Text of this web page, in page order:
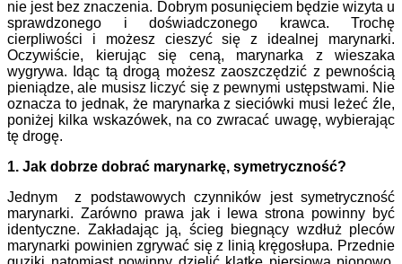
nie jest bez znaczenia. Dobrym posunięciem będzie wizyta u
sprawdzonego i doświadczonego krawca. Trochę
cierpliwości i możesz cieszyć się z idealnej marynarki.
Oczywiście, kierując się ceną, marynarka z wieszaka
wygrywa. Idąc tą drogą możesz zaoszczędzić z pewnością
pieniądze, ale musisz liczyć się z pewnymi ustępstwami. Nie
oznacza to jednak, że marynarka z sieciówki musi leżeć źle,
poniżej kilka wskazówek, na co zwracać uwagę, wybierając
tę drogę.
1. Jak dobrze dobrać marynarkę, symetryczność?
Jednym z podstawowych czynników jest symetryczność
marynarki. Zarówno prawa jak i lewa strona powinny być
identyczne. Zakładając ją, ścieg biegnący wzdłuż pleców
marynarki powinien zgrywać się z linią kręgosłupa. Przednie